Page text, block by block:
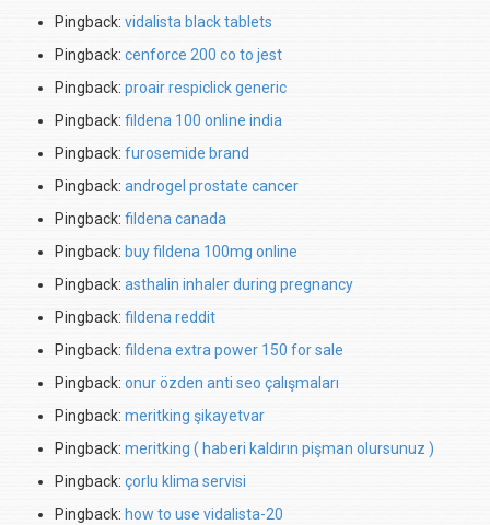
Pingback: vidalista black tablets
Pingback: cenforce 200 co to jest
Pingback: proair respiclick generic
Pingback: fildena 100 online india
Pingback: furosemide brand
Pingback: androgel prostate cancer
Pingback: fildena canada
Pingback: buy fildena 100mg online
Pingback: asthalin inhaler during pregnancy
Pingback: fildena reddit
Pingback: fildena extra power 150 for sale
Pingback: onur özden anti seo çalışmaları
Pingback: meritking şikayetvar
Pingback: meritking ( haberi kaldırın pişman olursunuz )
Pingback: çorlu klima servisi
Pingback: how to use vidalista-20